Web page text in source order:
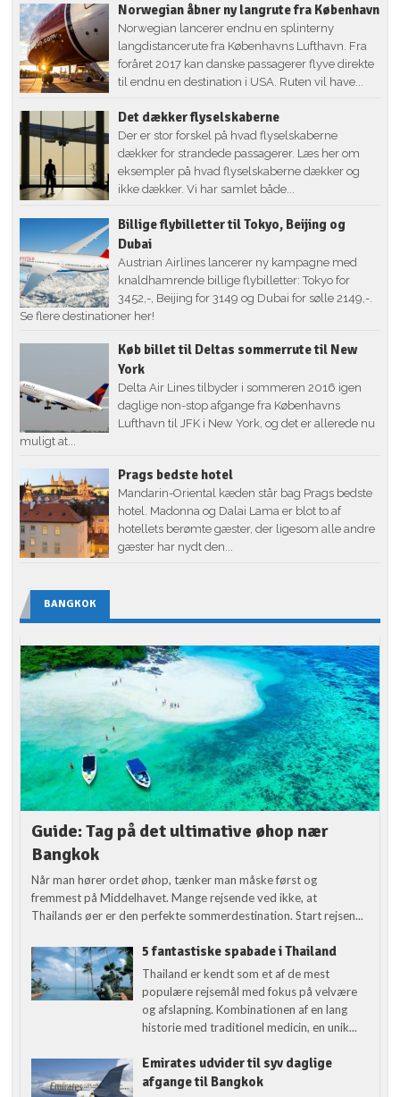
Norwegian åbner ny langrute fra København
Norwegian lancerer endnu en splinterny
langdistancerute fra Københavns Lufthavn. Fra
foråret 2017 kan danske passagerer flyve direkte
til endnu en destination i USA. Ruten vil have...
Det dækker flyselskaberne
Der er stor forskel på hvad flyselskaberne
dækker for strandede passagerer. Læs her om
eksempler på hvad flyselskaberne dækker og
ikke dækker. Vi har samlet både...
Billige flybilletter til Tokyo, Beijing og
Dubai
Austrian Airlines lancerer ny kampagne med
knaldhamrende billige flybilletter: Tokyo for
3452,-, Beijing for 3149 og Dubai for sølle 2149,-.
Se flere destinationer her!
Køb billet til Deltas sommerrute til New
York
Delta Air Lines tilbyder i sommeren 2016 igen
daglige non-stop afgange fra Københavns
Lufthavn til JFK i New York, og det er allerede nu
muligt at...
Prags bedste hotel
Mandarin-Oriental kæden står bag Prags bedste
hotel. Madonna og Dalai Lama er blot to af
hotellets berømte gæster, der ligesom alle andre
gæster har nydt den...
BANGKOK
Guide: Tag på det ultimative øhop nær
Bangkok
Når man hører ordet øhop, tænker man måske først og
fremmest på Middelhavet. Mange rejsende ved ikke, at
Thailands øer er den perfekte sommerdestination. Start rejsen...
5 fantastiske spabade i Thailand
Thailand er kendt som et af de mest
populære rejsemål med fokus på velvære
og afslapning. Kombinationen af en lang
historie med traditionel medicin, en unik...
Emirates udvider til syv daglige
afgange til Bangkok